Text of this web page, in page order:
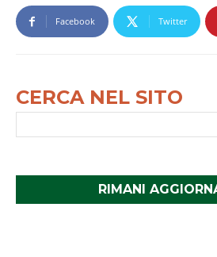
Facebook Twitter
CERCA NEL SITO
RIMANI